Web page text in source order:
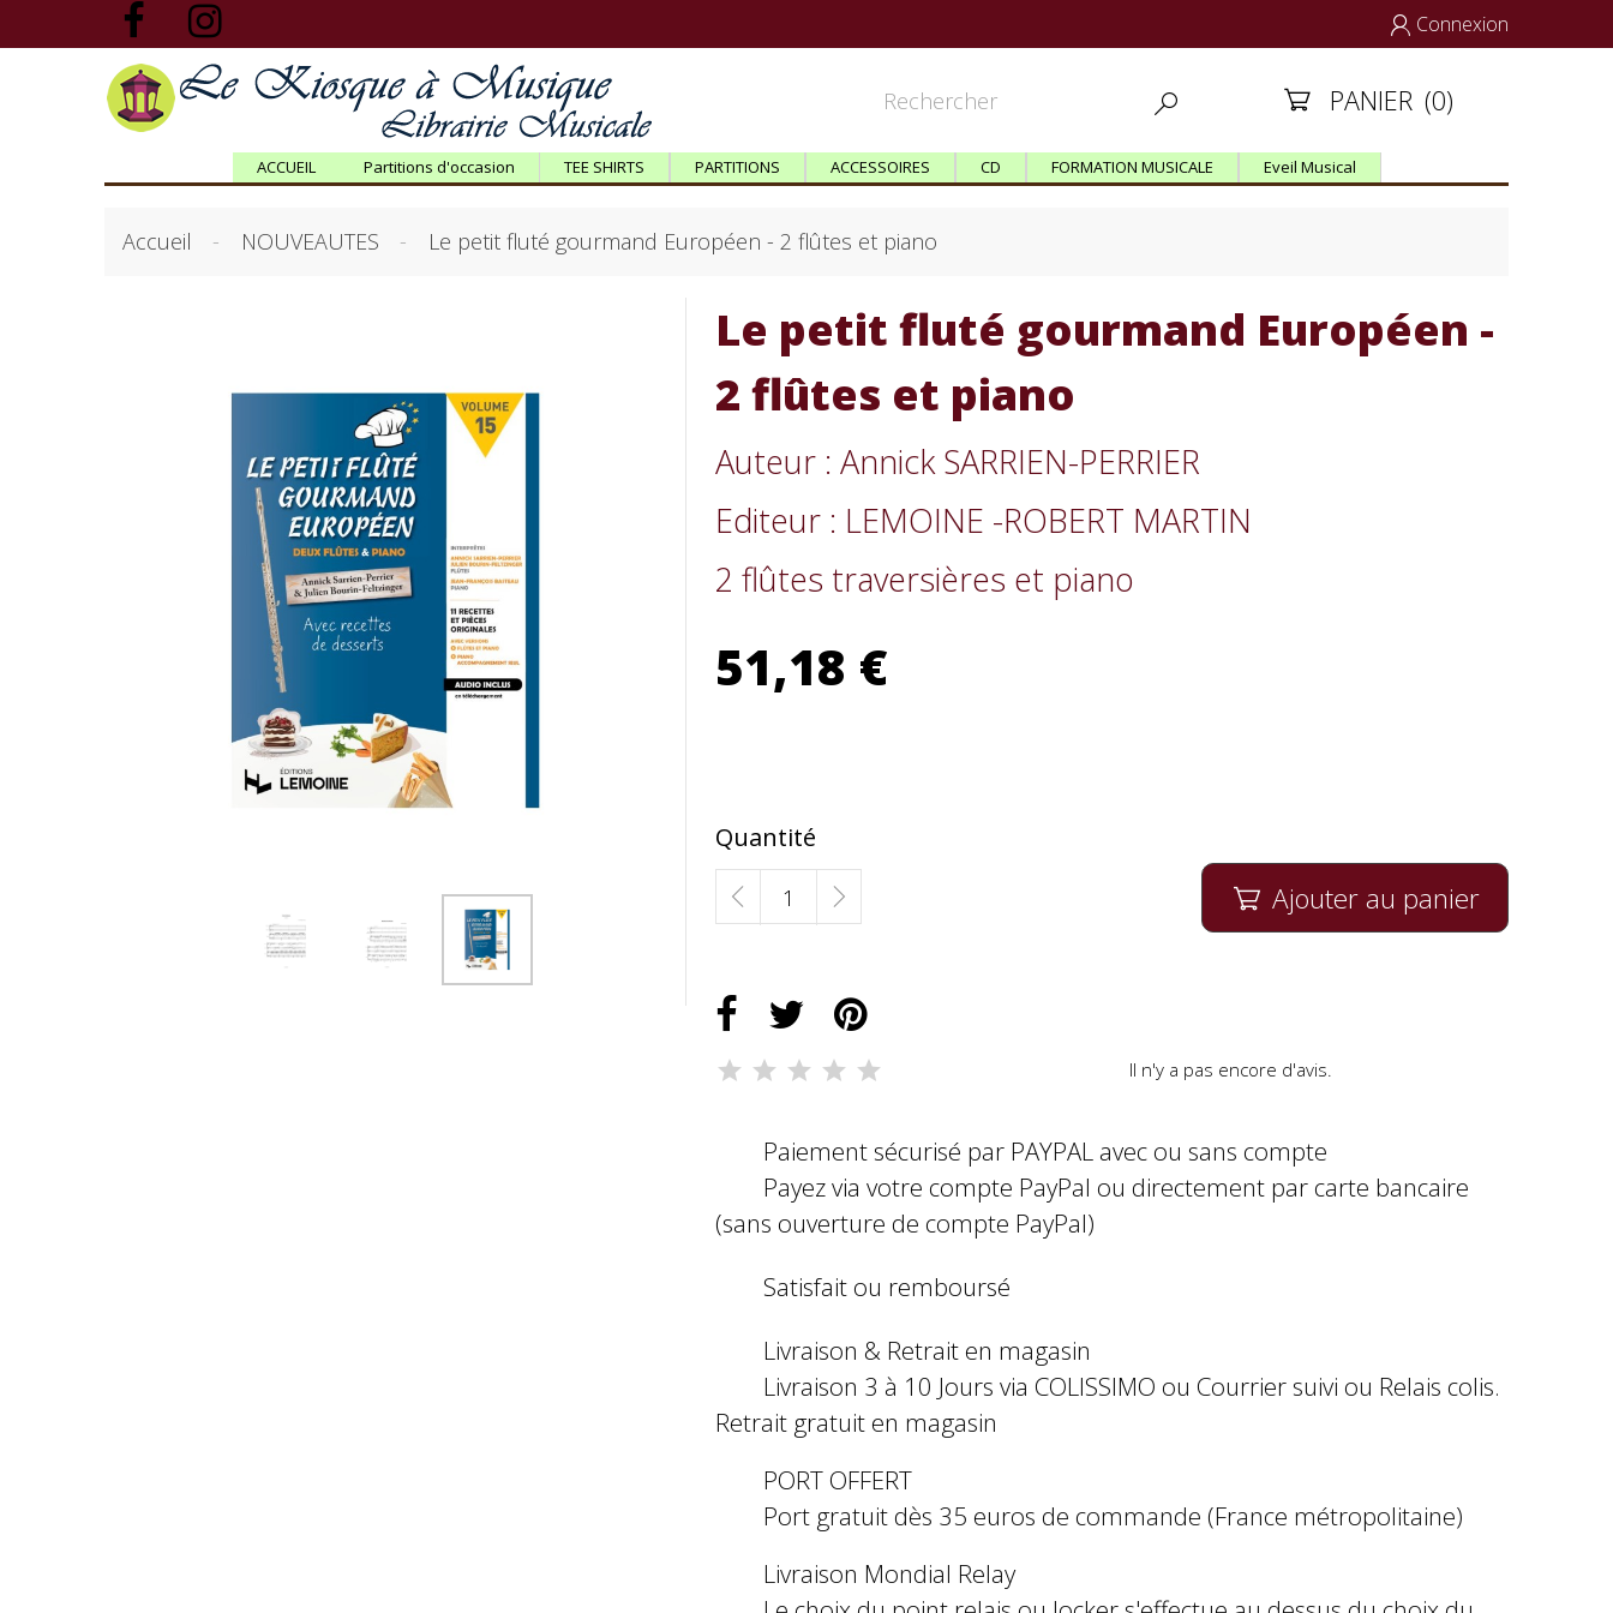
 Connexion
  PANIER (0)
ACCUEIL Partitions d'occasion TEE SHIRTS PARTITIONS ACCESSOIRES CD FORMATION MUSICALE Eveil Musical
Accueil NOUVEAUTES Le petit fluté gourmand Européen - 2 flûtes et piano
Le petit fluté gourmand Européen -
2 flûtes et piano
Auteur : Annick SARRIEN-PERRIER
Editeur : LEMOINE -ROBERT MARTIN
2 flûtes traversières et piano
51,18 €
Quantité
 Ajouter au panier
Il n'y a pas encore d'avis.
Paiement sécurisé par PAYPAL avec ou sans compte
Payez via votre compte PayPal ou directement par carte bancaire
(sans ouverture de compte PayPal)
Satisfait ou remboursé
Livraison & Retrait en magasin
Livraison 3 à 10 Jours via COLISSIMO ou Courrier suivi ou Relais colis.
Retrait gratuit en magasin
PORT OFFERT
Port gratuit dès 35 euros de commande (France métropolitaine)
Livraison Mondial Relay